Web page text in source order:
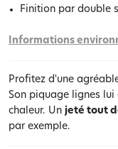
Finition par double
Informations
Profitez d'une
Son piquage lignes
chaleur. Un jeté tout
par exemple.